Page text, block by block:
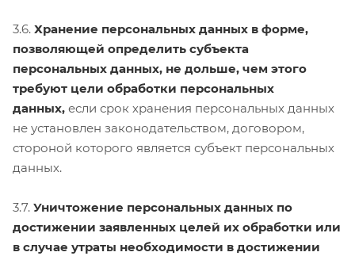
3.6. Хранение персональных данных в форме,
позволяющей определить субъекта
персональных данных, не дольше, чем этого
требуют цели обработки персональных
данных, если срок хранения персональных данных
не установлен законодательством, договором,
стороной которого является субъект персональных
данных.
3.7. Уничтожение персональных данных по
достижении заявленных целей их обработки или
в случае утраты необходимости в достижении